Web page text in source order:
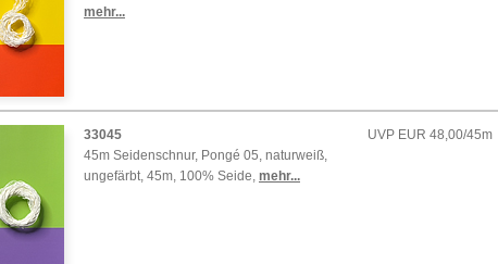
mehr...
33045
45m Seidenschnur, Pongé 05, naturweiß,
ungefärbt, 45m, 100% Seide, mehr...
UVP EUR 48,00/45m